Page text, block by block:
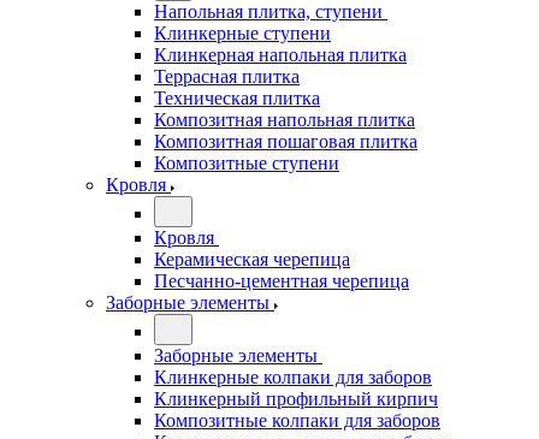
Напольная плитка, ступени
Клинкерные ступени
Клинкерная напольная плитка
Террасная плитка
Техническая плитка
Композитная напольная плитка
Композитная пошаговая плитка
Композитные ступени
Кровля
Кровля
Керамическая черепица
Песчанно-цементная черепица
Заборные элементы
Заборные элементы
Клинкерные колпаки для заборов
Клинкерный профильный кирпич
Композитные колпаки для заборов